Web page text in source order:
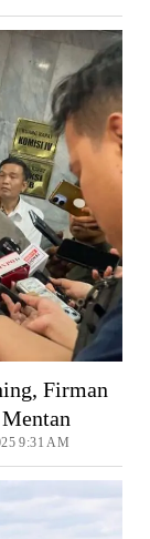
Firman
9:31 AM